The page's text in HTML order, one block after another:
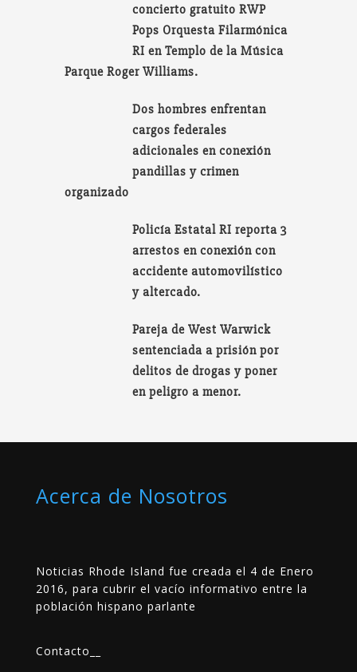
concierto gratuito RWP
Pops Orquesta Filarmónica
RI en Templo de la Música
Parque Roger Williams.
Dos hombres enfrentan
cargos federales
adicionales en conexión
pandillas y crimen
organizado
Policía Estatal RI reporta 3
arrestos en conexión con
accidente automovilístico
y altercado.
Pareja de West Warwick
sentenciada a prisión por
delitos de drogas y poner
en peligro a menor.
Acerca de Nosotros
Noticias Rhode Island fue creada el 4 de Enero
2016, para cubrir el vacío informativo entre la
población hispano parlante
Contacto